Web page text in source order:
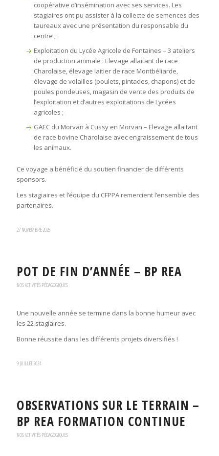
coopérative d’insémination avec ses services. Les
stagiaires ont pu assister à la collecte de semences des
taureaux avec une présentation du responsable du
centre ;
Exploitation du Lycée Agricole de Fontaines – 3 ateliers
de production animale : Elevage allaitant de race
Charolaise, élevage laitier de race Montbéliarde,
élevage de volailles (poulets, pintades, chapons) et de
poules pondeuses, magasin de vente des produits de
l’exploitation et d’autres exploitations de Lycées
agricoles ;
GAEC du Morvan à Cussy en Morvan – Elevage allaitant
de race bovine Charolaise avec engraissement de tous
les animaux.
Ce voyage a bénéficié du soutien financier de différents
sponsors.
Les stagiaires et l’équipe du CFPPA remercient l’ensemble des
partenaires.
27 NOVEMBRE 2025
POT DE FIN D’ANNÉE – BP REA
NOS ACTIVITÉS PÉDAGOGIQUES
Une nouvelle année se termine dans la bonne humeur avec
les 22 stagiaires.
Bonne réussite dans les différents projets diversifiés !
9 JUILLET 2024
OBSERVATIONS SUR LE TERRAIN –
BP REA FORMATION CONTINUE
NOS ACTIVITÉS PÉDAGOGIQUES